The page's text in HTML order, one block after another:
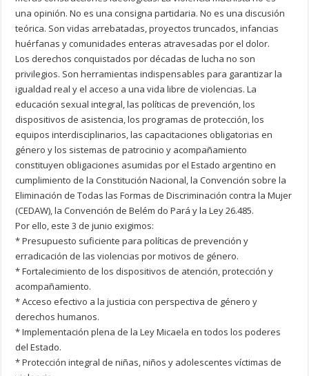
una opinión. No es una consigna partidaria. No es una discusión
teórica. Son vidas arrebatadas, proyectos truncados, infancias
huérfanas y comunidades enteras atravesadas por el dolor.
Los derechos conquistados por décadas de lucha no son
privilegios. Son herramientas indispensables para garantizar la
igualdad real y el acceso a una vida libre de violencias. La
educación sexual integral, las políticas de prevención, los
dispositivos de asistencia, los programas de protección, los
equipos interdisciplinarios, las capacitaciones obligatorias en
género y los sistemas de patrocinio y acompañamiento
constituyen obligaciones asumidas por el Estado argentino en
cumplimiento de la Constitución Nacional, la Convención sobre la
Eliminación de Todas las Formas de Discriminación contra la Mujer
(CEDAW), la Convención de Belém do Pará y la Ley 26.485.
Por ello, este 3 de junio exigimos:
* Presupuesto suficiente para políticas de prevención y
erradicación de las violencias por motivos de género.
* Fortalecimiento de los dispositivos de atención, protección y
acompañamiento.
* Acceso efectivo a la justicia con perspectiva de género y
derechos humanos.
* Implementación plena de la Ley Micaela en todos los poderes
del Estado.
* Protección integral de niñas, niños y adolescentes víctimas de